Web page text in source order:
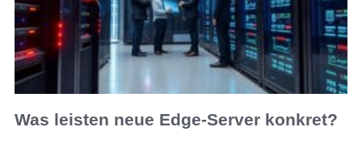
Was leisten neue Edge-Server konkret?